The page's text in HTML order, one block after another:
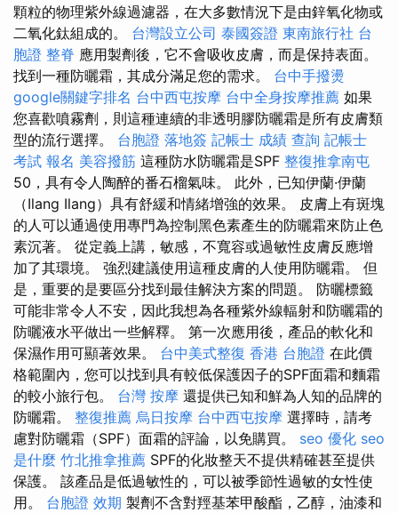
顆粒的物理紫外線過濾器，在大多數情況下是由鋅氧化物或
二氧化鈦組成的。 台灣設立公司 泰國簽證 東南旅行社 台
胞證 整脊 應用製劑後，它不會吸收皮膚，而是保持表面。
找到一種防曬霜，其成分滿足您的需求。 台中手撥燙
google關鍵字排名 台中西屯按摩 台中全身按摩推薦 如果
您喜歡噴霧劑，則這種連續的非透明膠防曬霜是所有皮膚類
型的流行選擇。 台胞證 落地簽 記帳士 成績 查詢 記帳士
考試 報名 美容撥筋 這種防水防曬霜是SPF 整復推拿南屯
50，具有令人陶醉的番石榴氣味。 此外，已知伊蘭·伊蘭
（Ilang Ilang）具有舒緩和情緒增強的效果。 皮膚上有斑塊
的人可以通過使用專門為控制黑色素產生的防曬霜來防止色
素沉著。 從定義上講，敏感，不寬容或過敏性皮膚反應增
加了其環境。 強烈建議使用這種皮膚的人使用防曬霜。 但
是，重要的是要區分找到最佳解決方案的問題。 防曬標籤
可能非常令人不安，因此我想為各種紫外線輻射和防曬霜的
防曬液水平做出一些解釋。 第一次應用後，產品的軟化和
保濕作用可顯著效果。 台中美式整復 香港 台胞證 在此價
格範圍內，您可以找到具有較低保護因子的SPF面霜和麵霜
的較小旅行包。 台灣 按摩 還提供已知和鮮為人知的品牌的
防曬霜。 整復推薦 烏日按摩 台中西屯按摩 選擇時，請考
慮對防曬霜（SPF）面霜的評論，以免購買。 seo 優化 seo
是什麼 竹北推拿推薦 SPF的化妝整天不提供精確甚至提供
保護。 該產品是低過敏性的，可以被季節性過敏的女性使
用。 台胞證 效期 製劑不含對羥基苯甲酸酯，乙醇，油漆和